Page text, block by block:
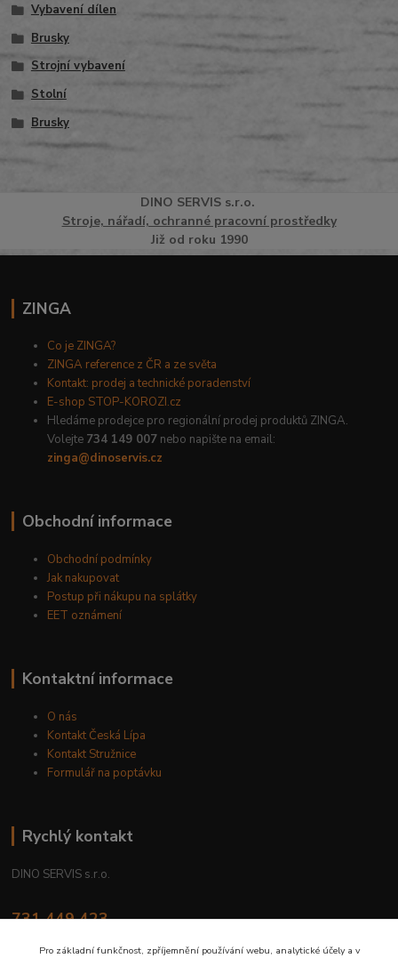
Vybavení dílen
Brusky
Strojní vybavení
Stolní
Brusky
DINO SERVISs.r.o.
Stroje, nářadí, ochranné pracovní prostředky
Již od roku 1990
ZINGA
Co je ZINGA?
ZINGA reference z ČR a ze světa
Kontakt: prodej a technické poradenství
E-shop STOP-KOROZI.cz
Hledáme prodejce pro regionální prodej produktů ZINGA.
Volejte 734 149 007 nebo napište na email:
zinga@dinoservis.cz
Obchodní informace
Obchodní podmínky
Jak nakupovat
Postup při nákupu na splátky
EET oznámení
Kontaktní informace
O nás
Kontakt Česká Lípa
Kontakt Stružnice
Formulář na poptávku
Rychlý kontakt
DINO SERVIS s.r.o.
731 449 423
Pro základní funkčnost, zpříjemnění používání webu, analytické účely a v